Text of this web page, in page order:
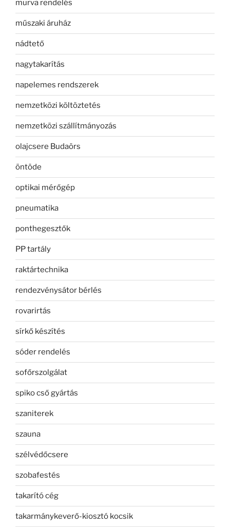
murva rendelés
műszaki áruház
nádtető
nagytakarítás
napelemes rendszerek
nemzetközi költöztetés
nemzetközi szállítmányozás
olajcsere Budaörs
öntöde
optikai mérőgép
pneumatika
ponthegesztők
PP tartály
raktártechnika
rendezvénysátor bérlés
rovarirtás
sírkő készítés
sóder rendelés
sofőrszolgálat
spiko cső gyártás
szaniterek
szauna
szélvédőcsere
szobafestés
takarító cég
takarmánykeverő-kiosztó kocsik